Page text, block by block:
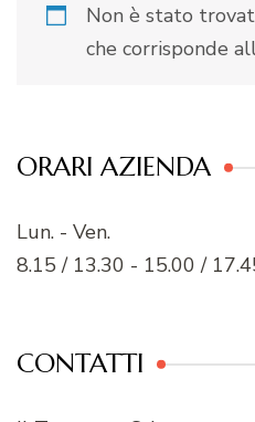
Non è stato
che corrisponde
ORARI AZIENDA
Lun. - Ven.
8.15 / 13.30 - 15.00 /
CONTATTI